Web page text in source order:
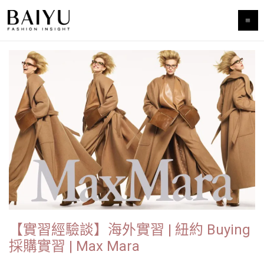
跳
至
【實習經驗談】海外實習 | 紐約 Buying
採購實習 | Max Mara